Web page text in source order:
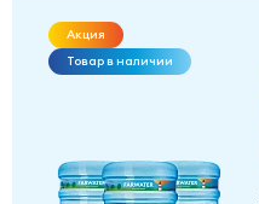
Акция
Товар в наличии